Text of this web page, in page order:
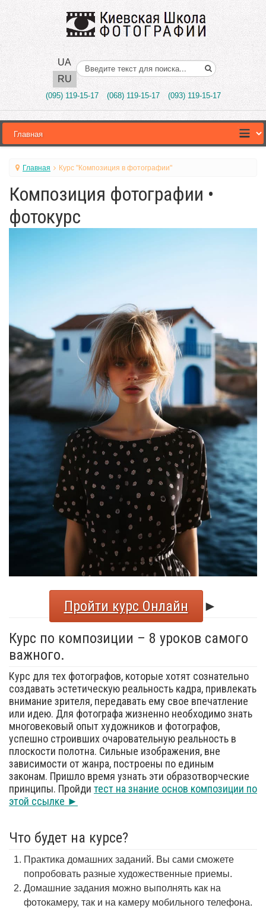
UA
RU
Поиск..
(095) 119-15-17 (068) 119-15-17 (093) 119-15-17
Главная Курс "Композиция в фотографии"
Композиция фотографии •
фотокурс
Пройти курс Онлайн
►
Курс по композиции – 8 уроков самого
важного.
Курс для тех фотографов, которые хотят сознательно
создавать эстетическую реальность кадра, привлекать
внимание зрителя, передавать ему свое впечатление
или идею. Для фотографа жизненно необходимо знать
многовековый опыт художников и фотографов,
успешно строивших очаровательную реальность в
плоскости полотна. Сильные изображения, вне
зависимости от жанра, построены по единым
законам. Пришло время узнать эти образотворческие
принципы. Пройди тест на знание основ композиции по
этой ссылке ►
Что будет на курсе?
Практика домашних заданий. Вы сами сможете
попробовать разные художественные приемы.
Домашние задания можно выполнять как на
фотокамеру, так и на камеру мобильного телефона.